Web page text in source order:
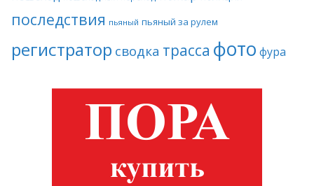
последствия пьяный пьяный за рулем
регистратор сводка трасса фото фура